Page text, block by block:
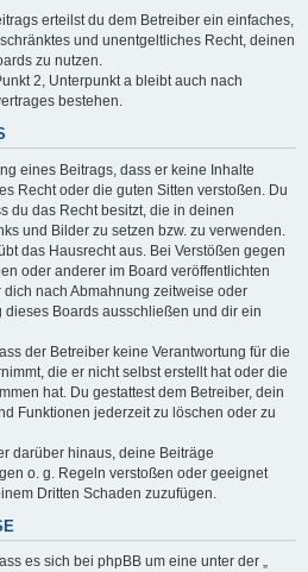
erteilst du dem Betreiber ein einfaches,
und unentgeltliches Recht, deinen
zu nutzen.
2, Unterpunkt a bleibt auch nach
bestehen.
eines Beitrags, dass er keine Inhalte
Recht oder die guten Sitten verstoßen. Du
du das Recht besitzt, die in deinen
und Bilder zu setzen bzw. zu verwenden.
das Hausrecht aus. Bei Verstößen gegen
oder anderer im Board veröffentlichten
nach Abmahnung zeitweise oder
dieses Boards ausschließen und dir ein
der Betreiber keine Verantwortung für die
die er nicht selbst erstellt hat oder die
hat. Du gestattest dem Betreiber, dein
Funktionen jederzeit zu löschen oder zu
darüber hinaus, deine Beiträge
o. g. Regeln verstoßen oder geeignet
Dritten Schaden zuzufügen.
es sich bei phpBB um eine unter der „